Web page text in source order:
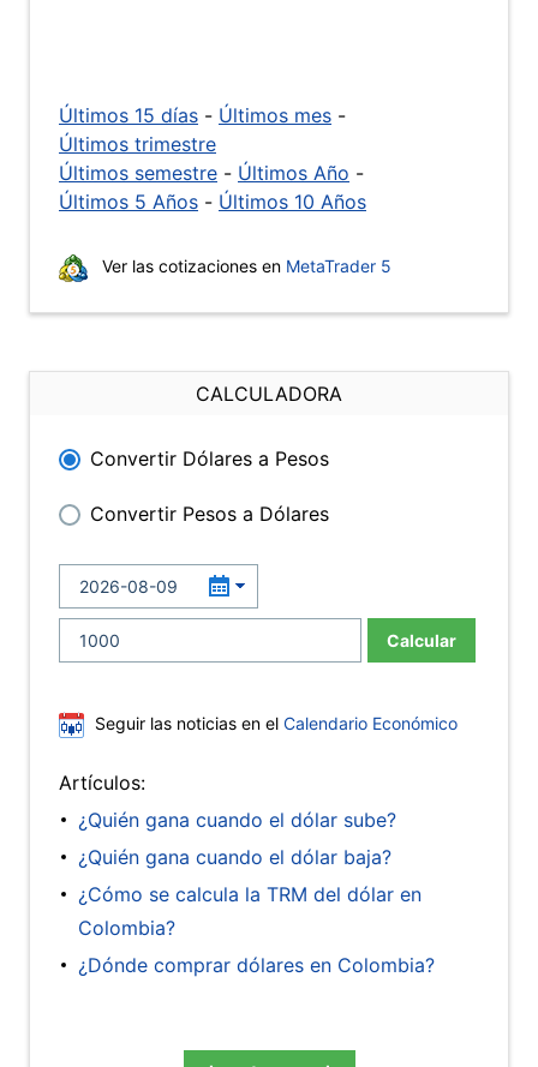
Últimos 15 días - Últimos mes -
Últimos trimestre
Últimos semestre - Últimos Año -
Últimos 5 Años - Últimos 10 Años
Ver las cotizaciones en MetaTrader 5
CALCULADORA
Convertir Dólares a Pesos
Convertir Pesos a Dólares
Calcular
Seguir las noticias en el Calendario Económico
Artículos:
¿Quién gana cuando el dólar sube?
¿Quién gana cuando el dólar baja?
¿Cómo se calcula la TRM del dólar en
Colombia?
¿Dónde comprar dólares en Colombia?